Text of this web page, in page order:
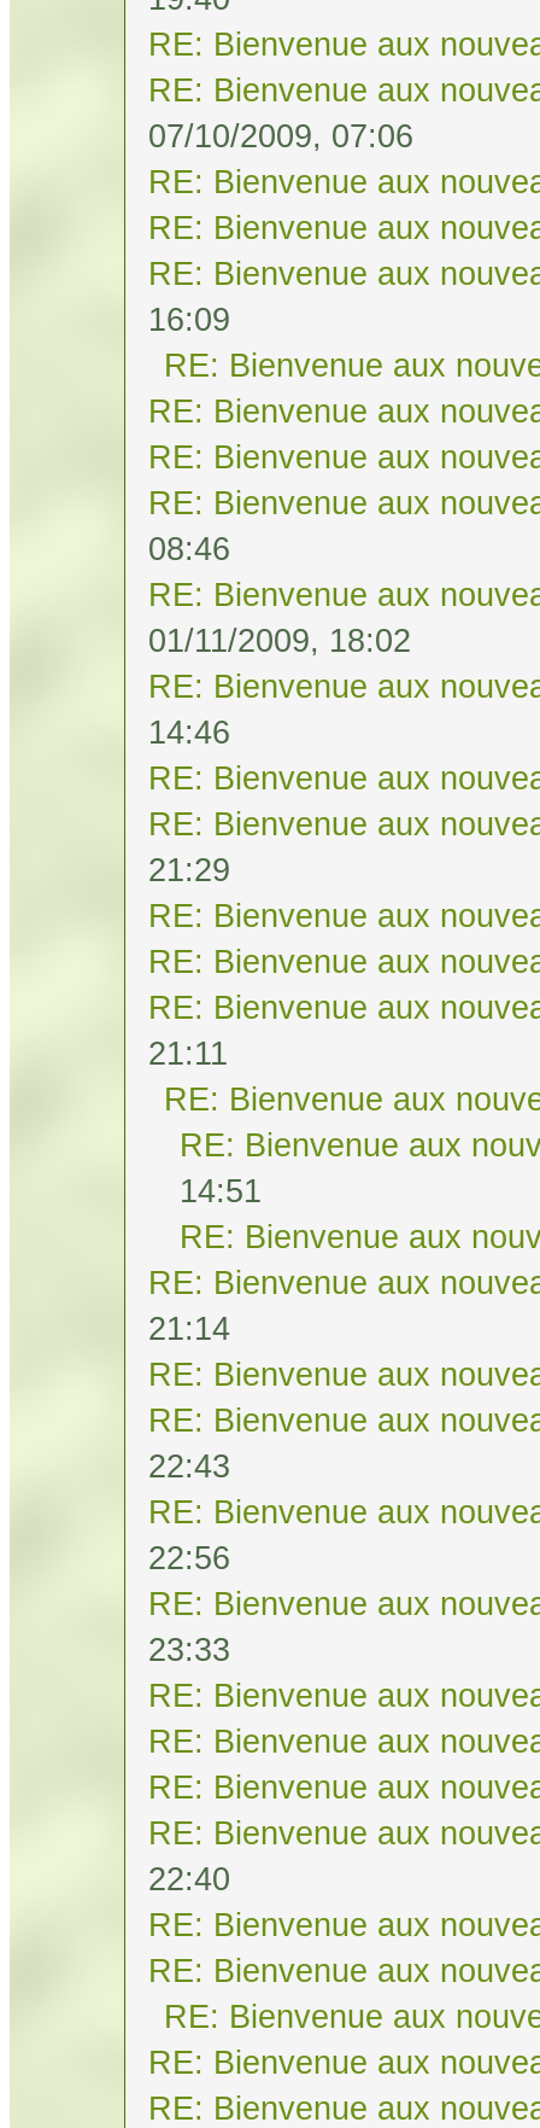
RE: Bienvenue aux
RE: Bienvenue aux
07/10/2009, 07:06
RE: Bienvenue aux
RE: Bienvenue aux
RE: Bienvenue aux
16:09
RE: Bienvenue aux
RE: Bienvenue aux
RE: Bienvenue aux
RE: Bienvenue aux
08:46
RE: Bienvenue aux
01/11/2009, 18:02
RE: Bienvenue aux
14:46
RE: Bienvenue aux
RE: Bienvenue aux
21:29
RE: Bienvenue aux
RE: Bienvenue aux
RE: Bienvenue aux
21:11
RE: Bienvenue aux
RE: Bienvenue aux
14:51
RE: Bienvenue aux
RE: Bienvenue aux
21:14
RE: Bienvenue aux
RE: Bienvenue aux
22:43
RE: Bienvenue aux
22:56
RE: Bienvenue aux
23:33
RE: Bienvenue aux
RE: Bienvenue aux
RE: Bienvenue aux
RE: Bienvenue aux
22:40
RE: Bienvenue aux
RE: Bienvenue aux
RE: Bienvenue aux
RE: Bienvenue aux
RE: Bienvenue aux